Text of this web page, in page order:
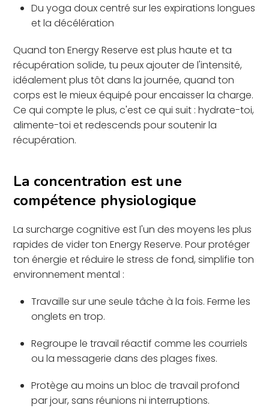
Du yoga doux centré sur les expirations longues
et la décélération
Quand ton Energy Reserve est plus haute et ta
récupération solide, tu peux ajouter de l'intensité,
idéalement plus tôt dans la journée, quand ton
corps est le mieux équipé pour encaisser la charge.
Ce qui compte le plus, c'est ce qui suit : hydrate-toi,
alimente-toi et redescends pour soutenir la
récupération.
La concentration est une
compétence physiologique
La surcharge cognitive est l'un des moyens les plus
rapides de vider ton Energy Reserve. Pour protéger
ton énergie et réduire le stress de fond, simplifie ton
environnement mental :
Travaille sur une seule tâche à la fois. Ferme les
onglets en trop.
Regroupe le travail réactif comme les courriels
ou la messagerie dans des plages fixes.
Protège au moins un bloc de travail profond
par jour, sans réunions ni interruptions.